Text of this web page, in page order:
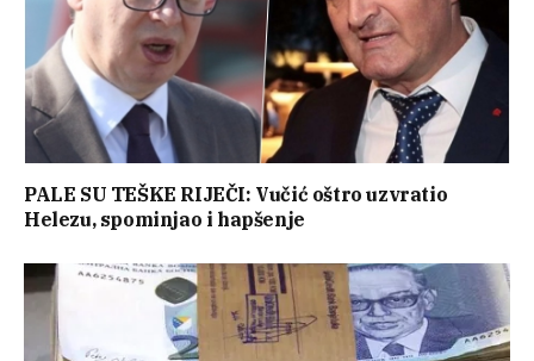
PALE SU TEŠKE RIJEČI: Vučić oštro uzvratio
Helezu, spominjao i hapšenje